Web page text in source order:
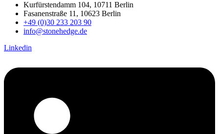
Kurfürstendamm 104, 10711 Berlin
Fasanenstraße 11, 10623 Berlin
+49 (0)30 233 203 90
info@stonehedge.de
Linkedin